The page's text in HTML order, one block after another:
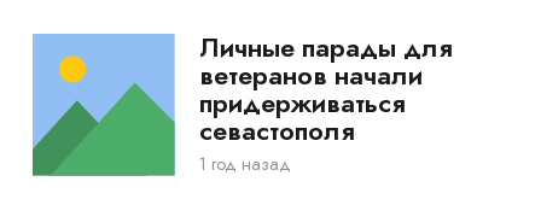
Личные парады для
ветеранов начали
придерживаться
севастополя
1 год назад